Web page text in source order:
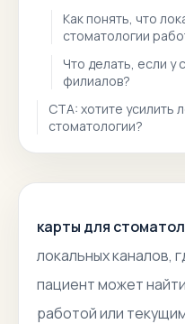
Как понять, что
стоматологии
Что делать, если у
филиалов?
CTA: хотите усилить
стоматологии?
карты для
локальных каналов,
пациент может
работой или